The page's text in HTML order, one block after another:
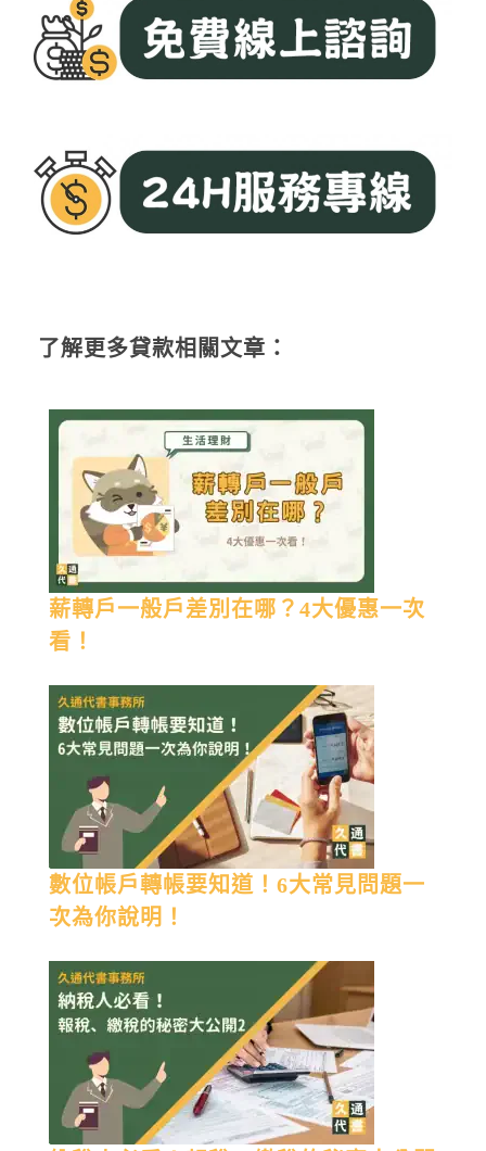
了解更多貸款相關文章：
薪轉戶一般戶差別在哪？4大優惠一次
看！
數位帳戶轉帳要知道！6大常見問題一
次為你說明！